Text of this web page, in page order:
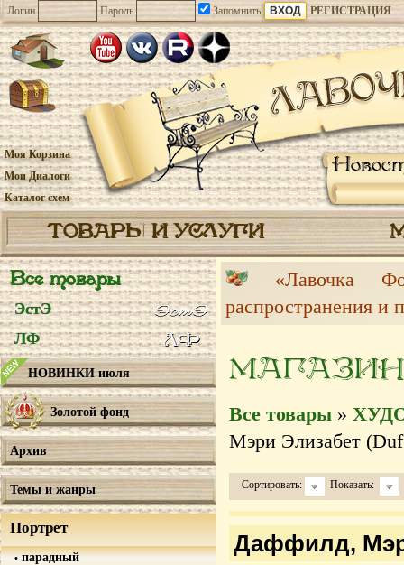
Логин Пароль Запомнить РЕГИСТРАЦИЯ
Моя Корзина
Мои Диалоги
Каталог схем
ТОВАРЫ И УСЛУГИ
Все товары
ЭстЭ
ЛФ
НОВИНКИ июля
Золотой фонд
Архив
Темы и жанры
Портрет
парадный
«Лавочка
распространения и
МАГАЗИН
Все товары »
Мэри Элизабет
Сортировать: Показать:
Даффилд,